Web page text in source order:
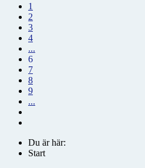
1
2
3
4
...
6
7
8
9
...
Du är här:
Start